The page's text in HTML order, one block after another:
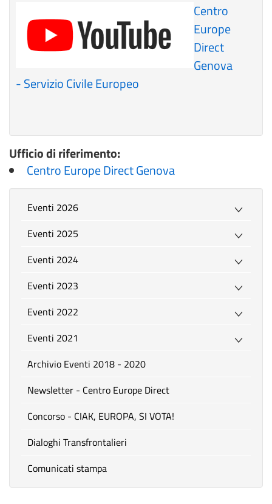
Centro
Europe
Direct
Genova
- Servizio Civile Europeo
Ufficio di riferimento:
Centro Europe Direct Genova
Eventi 2026
Eventi 2025
Eventi 2024
Eventi 2023
Eventi 2022
Eventi 2021
Archivio Eventi 2018 - 2020
Newsletter - Centro Europe Direct
Concorso - CIAK, EUROPA, SI VOTA!
Dialoghi Transfrontalieri
Comunicati stampa